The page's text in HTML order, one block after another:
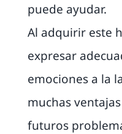
puede ayudar.
Al adquirir este
expresar
emociones a la
muchas
futuros